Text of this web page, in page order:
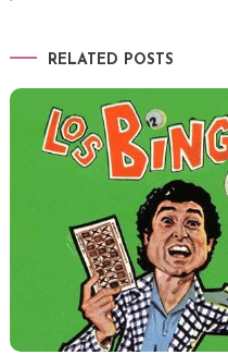
RELATED POSTS